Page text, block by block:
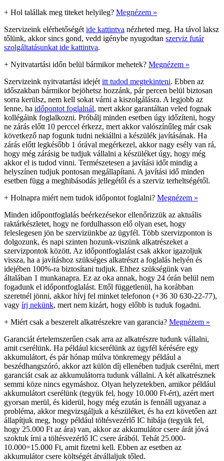
+ Hol talállak meg titeket helyileg? Megnézem »
Szervizeink elérhetőségét ide kattintva nézheted meg. Ha távol laksz
tőlünk, akkor sincs gond, vedd igénybe nyugodtan szerviz futár
szolgáltatásunkat ide kattintva.
+ Nyitvatartási időn belül bármikor mehetek? Megnézem »
Szervizeink nyitvatartási idejét itt tudod megtekinteni. Ebben az
időszakban bármikor bejöhetsz hozzánk, pár percen belül biztosan
sorra kerülsz, nem kell sokat várni a kiszolgálásra. A legjobb az
lenne, ha időpontot foglalnál, mert akkor garantáltan veled fognak
kollégáink foglalkozni. Próbálj minden esetben úgy időzíteni, hogy
ne zárás előtt 10 perccel érkezz, mert akkor valószínűleg már csak
következő nap fogunk tudni nekiállni a készülék javításának. Ha
zárás előtt legkésőbb 1 órával megérkezel, akkor nagy esély van rá,
hogy még zárásig be tudjuk vállalni a készüléket úgy, hogy még
akkor el is tudod vinni. Természetesen a javítási időt mindig a
helyszínen tudjuk pontosan megállapítani. A javítási idő minden
esetben függ a meghibásodás jellegétől és a szerviz terheltségétől.
+ Holnapra miért nem tudok időpontot foglalni? Megnézem »
Minden időpontfoglalás beérkezésekor ellenőrizzük az aktuális
raktárkészletet, hogy ne fordulhasson elő olyan eset, hogy
feleslegesen jön be szervizünkbe az ügyfél. Több szervizponton is
dolgozunk, és napi szinten hozunk-viszünk alkatrészeket a
szervizpontok között. Az időpontfoglalást csak akkor igazoljuk
vissza, ha a javításhoz szükséges alkatrészt a foglalás helyén és
idejében 100%-ra biztosítani tudjuk. Ehhez szükségünk van
általában 1 munkanapra. Ez az oka annak, hogy 24 órán belül nem
fogadunk el időpontfoglalást. Ettől függetlenül, ha korábban
szeretnél jönni, akkor hívj fel minket telefonon (+36 30 630-22-77),
vagy írj nekünk, mert nem kizárt, hogy előbb is tuduk fogadni.
+ Miért csak a beszerelt alkatrészekre van garancia? Megnézem »
Garanciát értelemszerűen csak arra az alkatrészre tudunk vállalni,
amit cserélünk. Ha például kicserélünk az ügyfél kérésére egy
akkumulátort, és pár hónap múlva tönkremegy például a
beszédhangszóró, akkor azt külön díj ellenében tudjuk cserélni, mert
garanciát csak az akkumulátorra tudunk vállalni. A két alkatrésznek
semmi köze nincs egymáshoz. Olyan helyzetekben, amikor például
akkumulátort cserélünk (tegyük fel, hogy 10.000 Ft-ért), azért mert
gyorsan merül, és kiderül, hogy még ezután is fennáll ugyanaz a
probléma, akkor megvizsgáljuk a készüléket, és ha ezt követően azt
állapítjuk meg, hogy például töltésvezérlő IC hibája (tegyük fel,
hogy 25.000 Ft az ára) van, akkor az akkumulátor csere árát jóvá
szoktuk írni a töltésvezérlő IC csere árából. Tehát 25.000-
10.000=15.000 Ft, amit fizetni kell. Ebben az esetben az
akkumulátor csere költségét átvállaljuk tőled.